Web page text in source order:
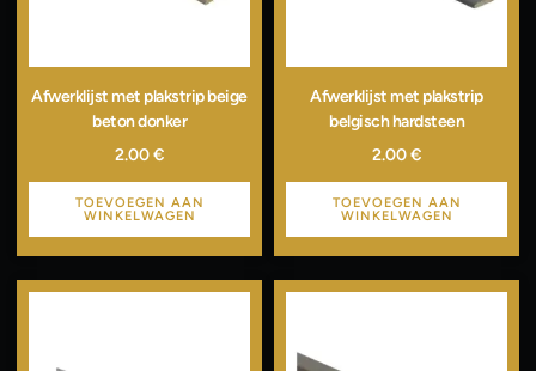
Afwerklijst met plakstrip beige
beton donker
2.00€
TOEVOEGEN AAN
WINKELWAGEN
Afwerklijst met plakstrip
belgisch hardsteen
2.00€
TOEVOEGEN AAN
WINKELWAGEN